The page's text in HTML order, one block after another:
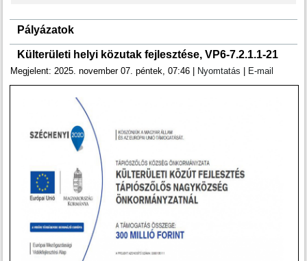
Pályázatok
Külterületi helyi közutak fejlesztése, VP6-7.2.1.1-21
Megjelent: 2025. november 07. péntek, 07:46 Nyomtatás E-mail